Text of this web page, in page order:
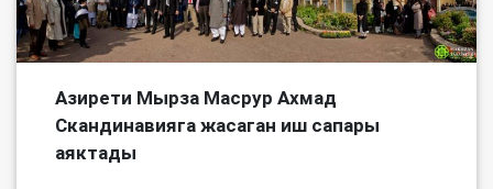
Азирети Мырза Масрур Ахмад
Скандинавияга жасаган иш сапары
аяктады